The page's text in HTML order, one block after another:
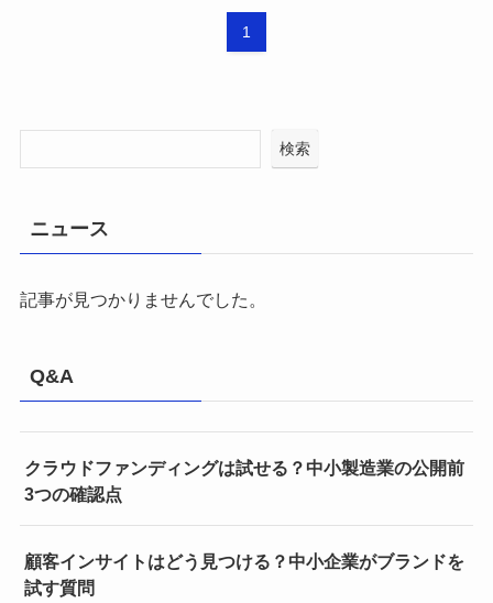
1
検索
ニュース
記事が見つかりませんでした。
Q&A
クラウドファンディングは試せる？中小製造業の公開前
3つの確認点
顧客インサイトはどう見つける？中小企業がブランドを
試す質問